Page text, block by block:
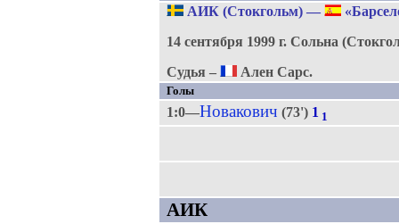
АИК (Стокгольм)—
14 сентября 1999 г. Сольна
Судья –
Ален Сарс.
Голы
1:0—Новакович (73') 1 1
АИК